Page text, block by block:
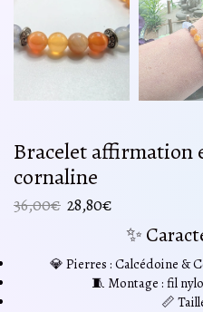
Bracelet affirmation
cornaline
36,00€ Le
était :
36,00€.
28,80€
prix
actuel
est :
28,80€.
✨
💎 Pierres : Calcédoine &
🧵 Montage : fil
📏